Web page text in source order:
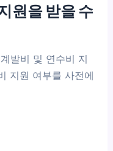
원을 받을 수
발비 및 연수비 지
지원 여부를 사전에